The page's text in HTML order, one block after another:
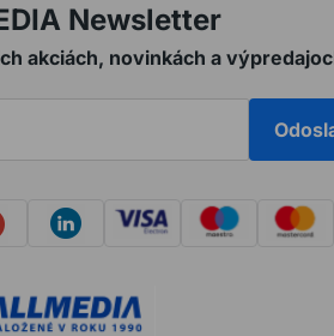
Newsletter
akciách, novinkách a